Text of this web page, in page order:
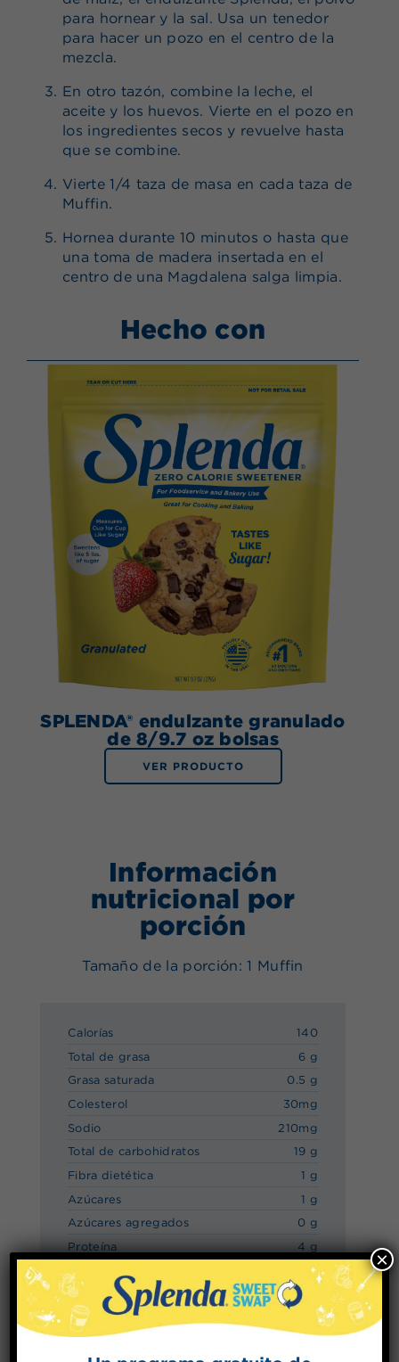
para hornear y la sal. Usa un tenedor
para hacer un pozo en el centro de la
mezcla.
En otro tazón, combine la leche, el
aceite y los huevos. Vierte en el pozo en
los ingredientes secos y revuelve hasta
que se combine.
Vierte 1/4 taza de masa en cada taza de
Muffin.
Hornea durante 10 minutos o hasta que
una toma de madera insertada en el
centro de una Magdalena salga limpia.
Hecho con
SPLENDA® endulzante granulado
de 8/9.7 oz bolsas
VER PRODUCTO
Información
nutricional por
porción
Tamaño de la porción: 1 Muffin
Calorías
140
Total de grasa
6 g
Grasa saturada
0.5 g
Colesterol
30mg
Sodio
210mg
Total de carbohidratos
19 g
Fibra dietética
1 g
Azúcares
1 g
Azúcares agregados
0 g
Proteína
4 g
×